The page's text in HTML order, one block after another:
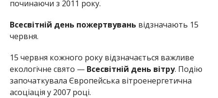
починаючи з 2011 року.
Всесвітній день пожертвувань відзначають 15
червня.
15 червня кожного року відзначається важливе
екологічне свято — Всесвітній день вітру. Подію
започаткувала Європейська вітроенергетична
асоціація у 2007 році.